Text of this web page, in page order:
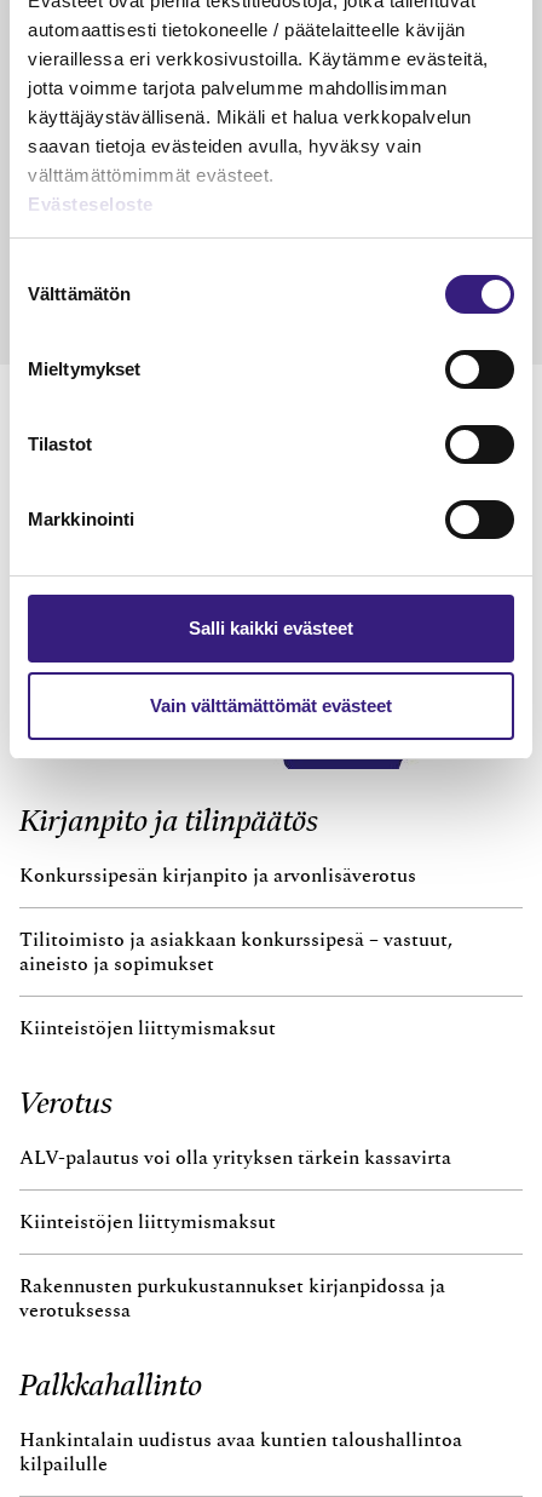
automaattisesti tietokoneelle / päätelaitteelle kävijän
vieraillessa eri verkkosivustoilla. Käytämme evästeitä,
jotta voimme tarjota palvelumme mahdollisimman
käyttäjäystävällisenä. Mikäli et halua verkkopalvelun
saavan tietoja evästeiden avulla, hyväksy vain
välttämättömimmät evästeet.
Evästeseloste
valinta
Välttämätön
Mieltymykset
Tilastot
Markkinointi
Salli kaikki evästeet
Vain välttämättömät evästeet
Suurin riski ei ole enää virhe
kirjanpidossa
Riikka Hirsimäki
19.5.2026
1 min
KÄDET SAVESSA
Raportointi – aliarvostettu supervoima
24.3.2026
2 min
Kirjanpito ja tilinpäätös
Konkurssipesän kirjanpito ja arvonlisäverotus
Tilitoimisto ja asiakkaan konkurssipesä – vastuut,
aineisto ja sopimukset
Kiinteistöjen liittymismaksut
Verotus
ALV-palautus voi olla yrityksen tärkein kassavirta
Kiinteistöjen liittymismaksut
Rakennusten purkukustannukset kirjanpidossa ja
verotuksessa
Palkkahallinto
Hankintalain uudistus avaa kuntien taloushallintoa
kilpailulle